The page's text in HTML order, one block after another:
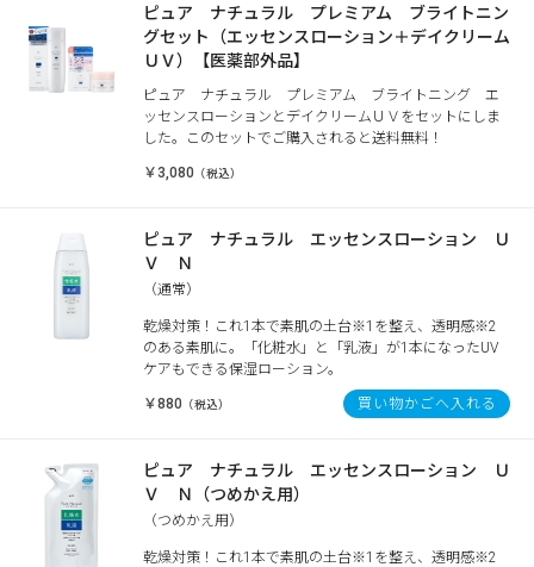
ピュア ナチュラル プレミアム ブライトニン
グセット（エッセンスローション＋デイクリーム
ＵＶ）【医薬部外品】
ピュア ナチュラル プレミアム ブライトニング エ
ッセンスローションとデイクリームＵＶをセットにしま
した。このセットでご購入されると送料無料！
￥3,080 （税込）
ピュア ナチュラル エッセンスローション Ｕ
Ｖ Ｎ
（通常）
乾燥対策！これ1本で素肌の土台※1を整え、透明感※2
のある素肌に。「化粧水」と「乳液」が1本になったUV
ケアもできる保湿ローション。
￥880 （税込） 買い物かごへ入れる
ピュア ナチュラル エッセンスローション Ｕ
Ｖ Ｎ（つめかえ用）
（つめかえ用）
乾燥対策！これ1本で素肌の土台※1を整え、透明感※2